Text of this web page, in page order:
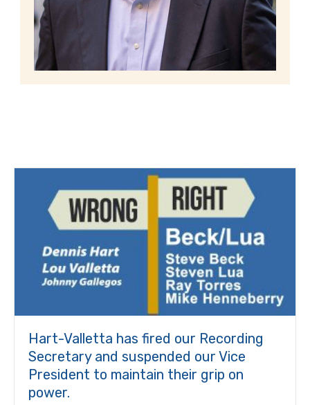
Hart-Valletta has fired our Recording
Secretary and suspended our Vice
President to maintain their grip on
power.